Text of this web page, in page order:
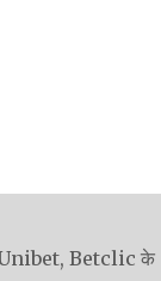
Unibet, Betclic के